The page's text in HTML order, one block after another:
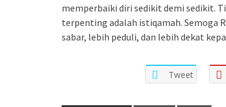
memperbaiki diri sedikit demi sedikit.
terpenting adalah istiqamah. Semoga
sabar, lebih peduli, dan lebih dekat
Tweet